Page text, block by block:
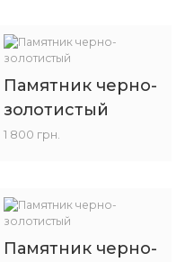
Памятник черно-
золотистый
1 800 грн.
Памятник черно-